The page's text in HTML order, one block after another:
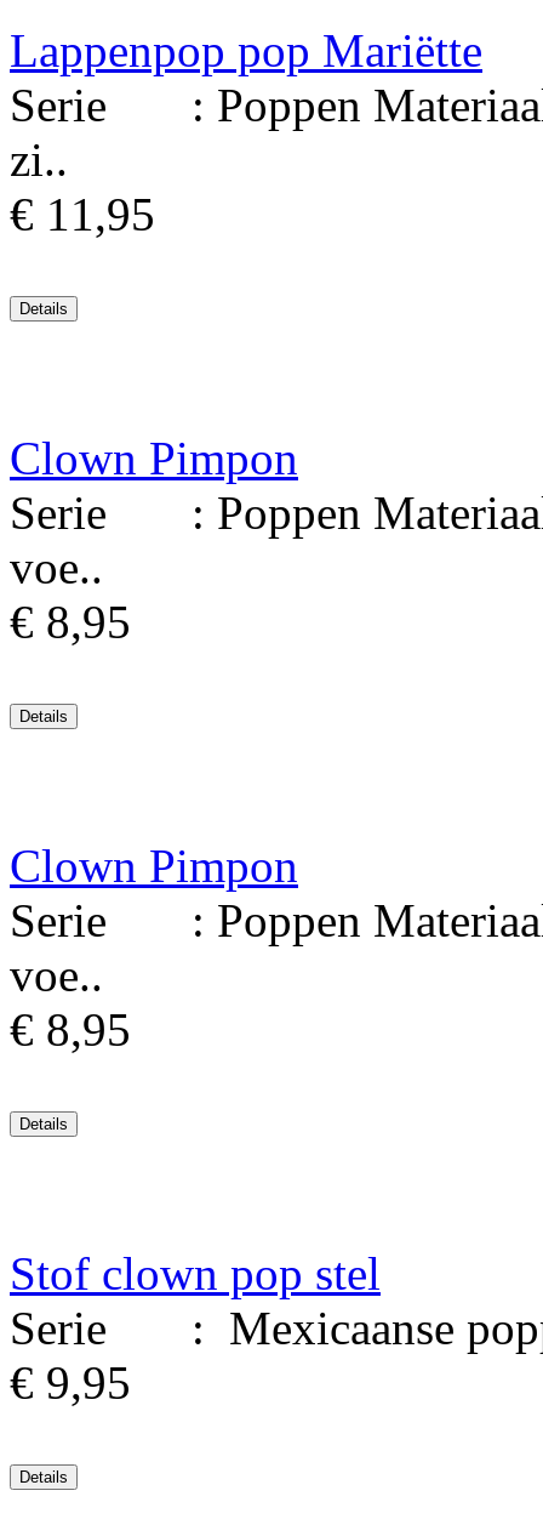
Lappenpop pop Mariëtte
Serie : Poppen Materiaal
zi..
€ 11,95
Clown Pimpon
Serie : Poppen Materiaal
voe..
€ 8,95
Clown Pimpon
Serie : Poppen Materiaal
voe..
€ 8,95
Stof clown pop stel
Serie : Mexicaanse
€ 9,95